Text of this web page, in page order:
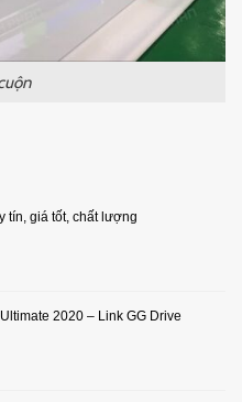
tín, giá tốt, chất lượng
2020 – Link GG Drive